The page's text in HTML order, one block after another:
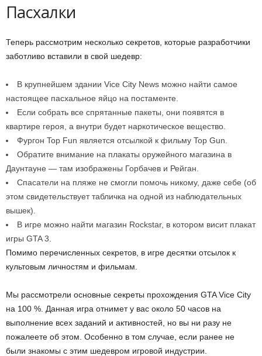
Пасхалки
Теперь рассмотрим несколько секретов, которые разработчики
заботливо вставили в свой шедевр:
В крупнейшем здании Vice City News можно найти самое
настоящее пасхальное яйцо на постаменте.
Если собрать все спрятанные пакеты, они появятся в
квартире героя, а внутри будет наркотическое вещество.
Фургон Top Fun является отсылкой к фильму Top Gun.
Обратите внимание на плакаты оружейного магазина в
Даунтауне — там изображены Горбачев и Рейган.
Спасатели на пляже не смогли помочь никому, даже себе (об
этом свидетельствует табличка на одной из наблюдательных
вышек).
В игре можно найти магазин Rockstar, в котором висит плакат
игры GTA 3.
Помимо перечисленных секретов, в игре десятки отсылок к
культовым личностям и фильмам.
Мы рассмотрели основные секреты прохождения GTA Vice City
на 100 %. Данная игра отнимет у вас около 50 часов на
выполнение всех заданий и активностей, но вы ни разу не
пожалеете об этом. Особенно в том случае, если ранее не
были знакомы с этим шедевром игровой индустрии.